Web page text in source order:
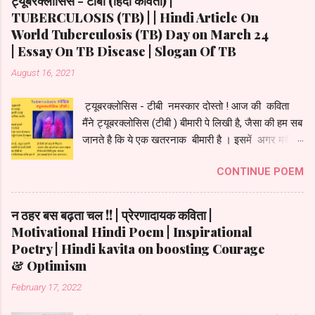
गयी । मिले सफर में जो मेरे अपने ख़ास थे मूँद लू आंखें तो
चेहरे वही दिखे छूट गए जो सफर में वो भी अज़ीज़ थे हम
कुछ नहीं थे उनके पर वो मेरे करीब थे ! ज़िन्दगी सफर में खुद
से रूबरू कराती रही मुझे है सफर ही ज़िन्दगी बस बताती रही
TUBERCULOSIS (TB) | | Hindi Article On
World Tuberculosis (TB) Day on March 24
| Essay On TB Disease | Slogan Of TB
August 16, 2021
ट्यूबरक्लोसिस - टीबी नमस्कार दोस्तो ! आज की कविता
मैंने ट्यूबरक्लोसिस (टीबी ) बीमारी पे लिखी है, जैसा की हम सब
जानते है कि ये एक खतरनाक बीमारी है । इसमें अगर मरीज़
बीमारी को कविता के रूप में पेश किया है जिससे की आपको इसे
समझने में आसानी हो। मेरा आप सभी से निवेदन है की आप
सब अपना ध्यान रखे और इस बीमारी को अपने देश में जड़ से
ख़तम करने में जागरूकता फैलाये , और अगर किसी को टी.बी
हो जाये तो वो डरे नहीं क्यूंकि ये रोग लाइलाज नहीं है आप
अपना इलाज तुरंत शुरू कराये और डॉक्टर के संपर्क में रहे।
ट्यूबरक्लोसिस (टीबी ) - हिंदी कविता है एक खतरनाक -
CONTINUE POEM
न ठहर बस बढ़ता चल !! | प्रेरणादायक कविता |
Motivational Hindi Poem | Inspirational
Poetry | Hindi kavita on boosting Courage
& Optimism
February 17, 2022